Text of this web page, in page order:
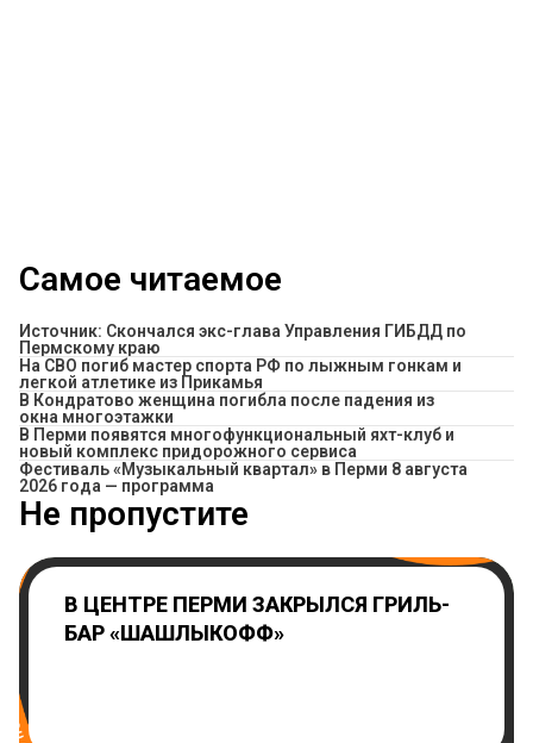
Самое читаемое
Источник: Скончался экс-глава Управления ГИБДД по
Пермскому краю
На СВО погиб мастер спорта РФ по лыжным гонкам и
легкой атлетике из Прикамья
В Кондратово женщина погибла после падения из
окна многоэтажки
В Перми появятся многофункциональный яхт-клуб и
новый комплекс придорожного сервиса
Фестиваль «Музыкальный квартал» в Перми 8 августа
2026 года — программа
Не пропустите
В ЦЕНТРЕ ПЕРМИ ЗАКРЫЛСЯ ГРИЛЬ-
БАР «ШАШЛЫКОФФ»